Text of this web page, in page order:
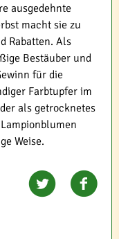
ausgedehnte
macht sie zu
Rabatten. Als
Bestäuber und
für die
Farbtupfer im
als getrocknetes
Weise.